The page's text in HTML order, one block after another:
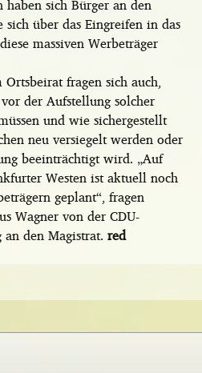
über das Eingreifen in das
massiven Werbeträger
fragen sich auch,
der Aufstellung solcher
und wie sichergestellt
neu versiegelt werden oder
beeinträchtigt wird. „Auf
Westen ist aktuell noch
geplant“, fragen
Wagner von der CDU-
den Magistrat. red